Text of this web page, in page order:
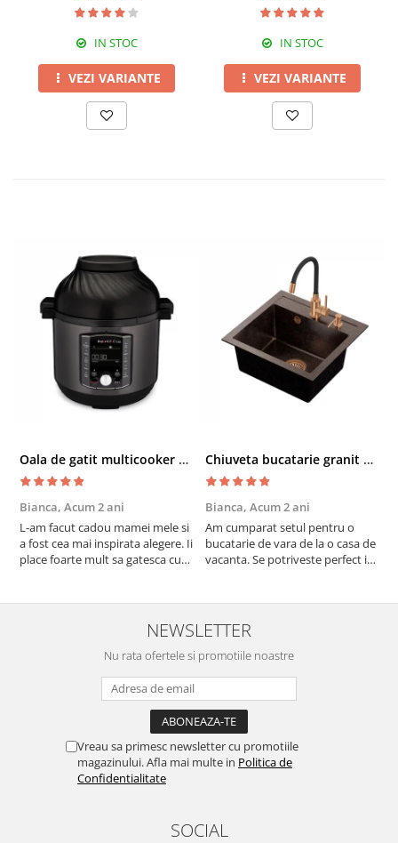
IN STOC
VEZI VARIANTE
IN STOC
VEZI VARIANTE
Oala de gatit multicooker 11 functii Instant Pot Pro Crisp 8 + Air Fryer 7.6 lt
Bianca, Acum 2 ani
L-am facut cadou mamei mele si
a fost cea mai inspirata alegere. Ii
place foarte mult sa gatesca cu
cratita...ma gandesc serios sa imi
cumpar si eu! Recomand mult !
Chiuveta bucatarie granit cu finisaj negru perlat/cupru Steingran Art Copper cu dozator si baterie Quadron
Bianca, Acum 2 ani
Am cumparat setul pentru o
bucatarie de vara de la o casa de
vacanta. Se potriveste perfect in
buna, recomand cu drag !
NEWSLETTER
Nu rata ofertele si promotiile noastre
Vreau sa primesc newsletter cu promotiile
magazinului. Afla mai multe in Politica de
Confidentialitate
SOCIAL